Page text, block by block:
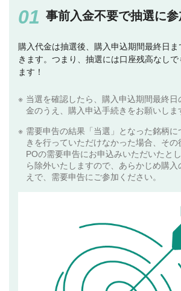
事前入金不要で抽選に参
購入代金は抽選後、購入申込期間最終日
きます。つまり、抽選には口座残高なし
ます！
当選を確認したら、購入申込期間最終日
金のうえ、購入申込手続きをお願いしま
需要申告の結果「当選」となった銘柄
きを行っていただけなかった場合、その
POの需要申告にお申込みいただいたと
ら除外いたしますので、あらかじめ購入
えで、需要申告にご参加ください。